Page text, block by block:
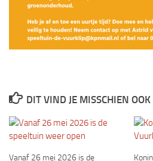
DIT VIND JE MISSCHIEN OOK
Vanaf 26 mei 2026 is de